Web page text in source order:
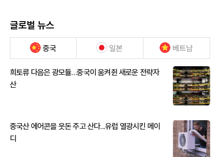
글로벌 뉴스
중국 일본 베트남
희토류 다음은 광모듈…중국이 움켜쥔 새로운 전략자
산
중국산 에어콘을 웃돈 주고 산다...유럽 열광시킨 메이
디